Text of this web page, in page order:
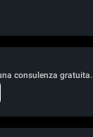
consulenza gratuita.